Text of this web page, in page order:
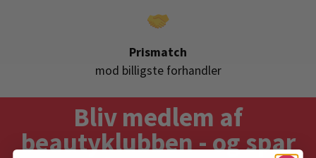
Prismatch
mod billigste forhandler
Bliv medlem af
beautyklubben - og spar